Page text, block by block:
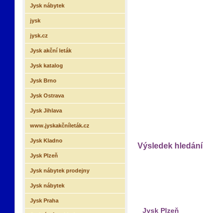
Výsledek hledání
Jysk Plzeň
Jysk nábytek
jysk
jysk.cz
Jysk akční leták
Jysk katalog
Jysk Brno
Jysk Ostrava
Jysk Jihlava
www.jyskakčníleták.cz
Jysk Kladno
Jysk Plzeň
Jysk nábytek prodejny
Jysk nábytek
Jysk Praha